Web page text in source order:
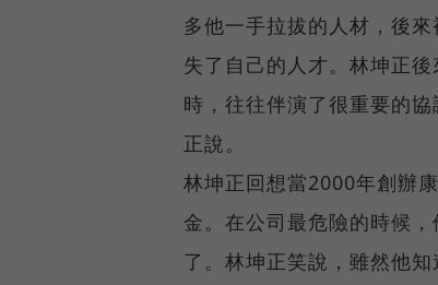
多他一手拉拔的人材，後
失了自己的人才。林坤正
時，往往伴演了很重要的
正說。
林坤正回想當2000年創辦
金。在公司最危險的時候
了。林坤正笑說，雖然他